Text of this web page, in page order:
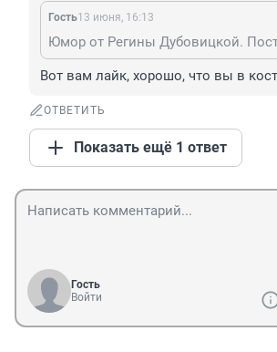
Гость13 июня, 16:13
Вот вам лайк, хорошо, что вы в
ОТВЕТИТЬ
Показать ещё 1 ответ
Гость
Войти